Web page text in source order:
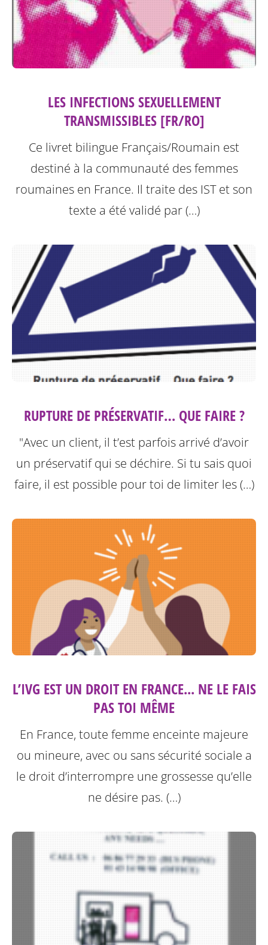
LES INFECTIONS SEXUELLEMENT
TRANSMISSIBLES [FR/RO]
Ce livret bilingue Français/Roumain est
destiné à la communauté des femmes
roumaines en France. Il traite des IST et son
texte a été validé par (…)
RUPTURE DE PRÉSERVATIF… QUE FAIRE ?
"Avec un client, il t’est parfois arrivé d’avoir
un préservatif qui se déchire. Si tu sais quoi
faire, il est possible pour toi de limiter les (…)
L’IVG EST UN DROIT EN FRANCE... NE LE FAIS
PAS TOI MÊME
En France, toute femme enceinte majeure
ou mineure, avec ou sans sécurité sociale a
le droit d’interrompre une grossesse qu’elle
ne désire pas. (…)